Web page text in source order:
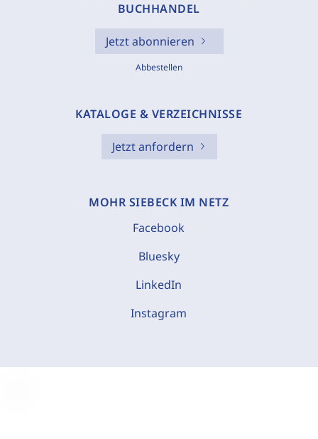
BUCHHANDEL
Jetzt abonnieren
Abbestellen
KATALOGE & VERZEICHNISSE
Jetzt anfordern
MOHR SIEBECK IM NETZ
Facebook
Bluesky
LinkedIn
Instagram